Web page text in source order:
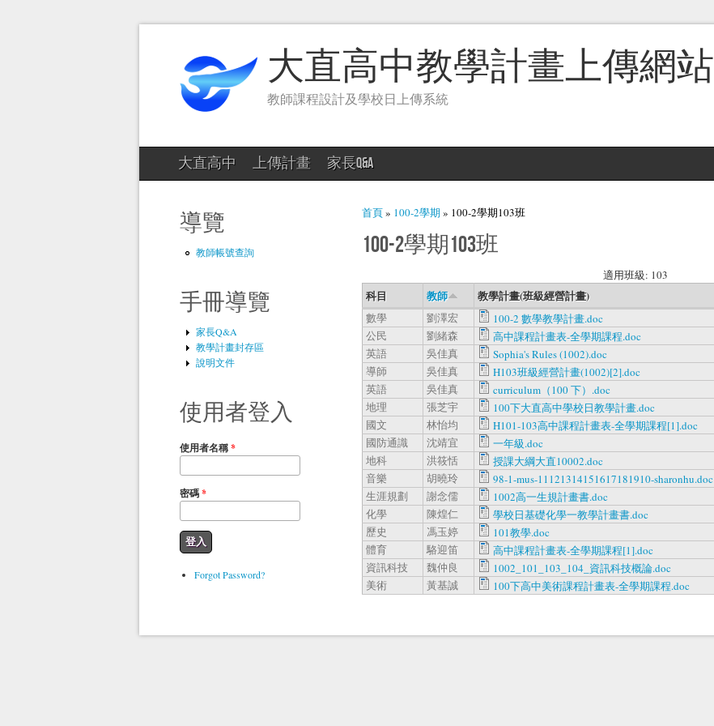
大直高中教學計畫上傳網站
教師課程設計及學校日上傳系統
大直高中 上傳計畫 家長Q&A
導覽
教師帳號查詢
手冊導覽
家長Q&A
教學計畫封存區
說明文件
使用者登入
使用者名稱*
密碼*
Forgot Password?
您在這裡
首頁» 100-2學期 » 100-2學期103班
100-2學期103班
適用班級: 103
科目 教師 教學計畫(班級經營計畫)
數學 劉澤宏 100-2 數學教學計畫.doc
公民
劉緒森 高中課程計畫表-全學期課程.doc
英語
吳佳真 Sophia's Rules (1002).doc
導師
吳佳真 H103班級經營計畫(1002)[2].doc
英語
吳佳真 curriculum（100 下）.doc
地理
張芝宇 100下大直高中學校日教學計畫.doc
國文
林怡均 H101-103高中課程計畫表-全學期課程[1].doc
國防通識
沈靖宜 一年級.doc
地科
洪筱恬 授課大綱大直10002.doc
音樂
胡曉玲 98-1-mus-11121314151617181910-sharonhu.doc
生涯規劃
謝念儒 1002高一生規計畫書.doc
化學
陳煌仁 學校日基礎化學一教學計畫書.doc
歷史
馮玉婷 101教學.doc
體育
駱迎笛 高中課程計畫表-全學期課程[1].doc
資訊科技
魏仲良 1002_101_103_104_資訊科技概論.doc
美術
黃基誠 100下高中美術課程計畫表-全學期課程.doc